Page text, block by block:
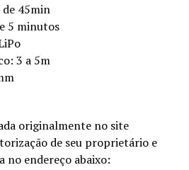
de 45min
5 minutos
3 a 5m
originalmente no site
de seu proprietário e
no endereço abaixo: